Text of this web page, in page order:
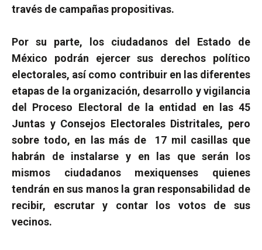
través de campañas propositivas.
Por su parte, los ciudadanos del Estado de
México podrán ejercer sus derechos político
electorales, así como contribuir en las diferentes
etapas de la organización, desarrollo y vigilancia
del Proceso Electoral de la entidad en las 45
Juntas y Consejos Electorales Distritales, pero
sobre todo, en las más de
17 mil casillas que
habrán de instalarse y en las que serán los
mismos ciudadanos mexiquenses quienes
tendrán en sus manos la gran responsabilidad de
recibir, escrutar y contar los votos de sus
vecinos.